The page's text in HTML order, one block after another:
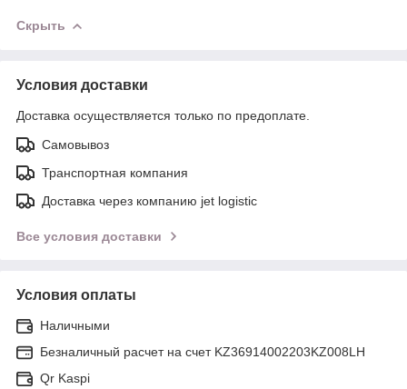
Скрыть
Условия доставки
Доставка осуществляется только по предоплате.
Самовывоз
Транспортная компания
Доставка через компанию jet logistic
Все условия доставки
Условия оплаты
Наличными
Безналичный расчет на счет KZ36914002203KZ008LH
Qr Kaspi